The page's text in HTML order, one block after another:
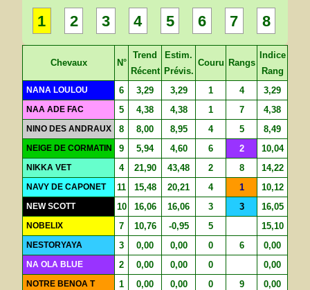
1 2 3 4 5 6 7 8
Chevaux N°
Trend
Récent
Estim.
Prévis.
Couru Rangs
Indice
Rang
NANA LOULOU 6 3,29 3,29 1 4 3,29
NAA ADE FAC 5 4,38 4,38 1 7 4,38
NINO DES ANDRAUX 8 8,00 8,95 4 5 8,49
NEIGE DE CORMATIN 9 5,94 4,60 6 2 10,04
NIKKA VET 4 21,90 43,48 2 8 14,22
NAVY DE CAPONET 11 15,48 20,21 4 1 10,12
NEW SCOTT 10 16,06 16,06 3 3 16,05
NOBELIX 7 10,76 -0,95 5 15,10
NESTORYAYA 3 0,00 0,00 0 6 0,00
NA OLA BLUE 2 0,00 0,00 0 0,00
NOTRE BENOA T 1 0,00 0,00 0 9 0,00